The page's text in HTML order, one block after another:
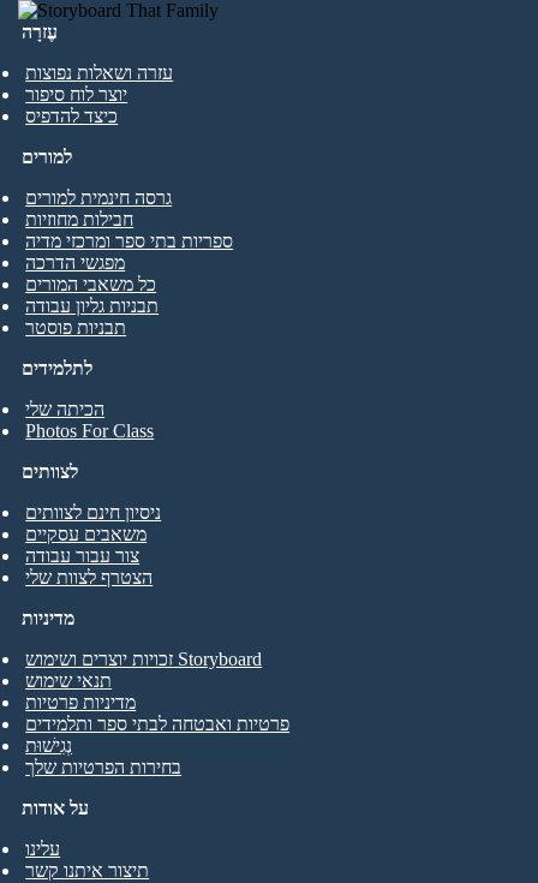
עֶזרָה
עזרה ושאלות נפוצות
יוצר לוח סיפור
כיצד להדפיס
לתלמידים
הכיתה שלי
Photos For Class
למורים
גרסה חינמית למורים
חבילות מחוזיות
ספריות בתי ספר ומרכזי מדיה
מפגשי הדרכה
כל משאבי המורים
תבניות גליון עבודה
תבניות פוסטר
לצוותים
ניסיון חינם לצוותים
משאבים עסקיים
צור עבור עבודה
הצטרף לצוות שלי
על אודות
עלינו
תיצור איתנו קשר
מדיניות
זכויות יוצרים ושימוש Storyboard
תנאי שימוש
מדיניות פרטיות
פרטיות ואבטחה לבתי ספר ותלמידים
נְגִישׁוּת
בחירות הפרטיות שלך